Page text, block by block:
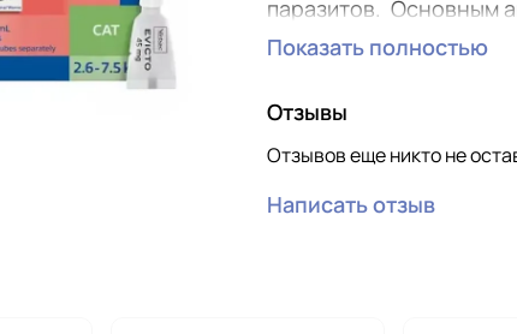
паразитов. Основным
является селамектин
эффективность против
Эвикто эффективно
лечения инфекций,
блохами,
Показать полностью
Отзывы
Отзывов еще никто не
Написать отзыв